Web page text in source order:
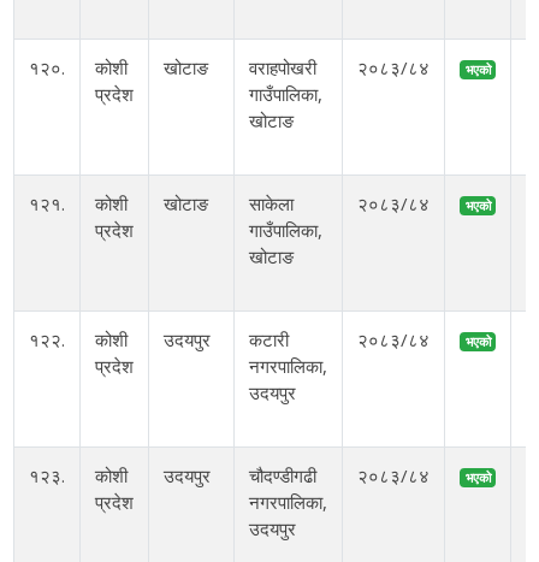
१२०.
कोशी
प्रदेश
खोटाङ
वराहपोखरी
गाउँपालिका,
खोटाङ
२०८३/८४ भएको
१२१.
कोशी
प्रदेश
खोटाङ
साकेला
गाउँपालिका,
खोटाङ
२०८३/८४ भएको
१२२.
कोशी
प्रदेश
उदयपुर
कटारी
नगरपालिका,
उदयपुर
२०८३/८४ भएको
१२३.
कोशी
प्रदेश
उदयपुर
चौदण्डीगढी
नगरपालिका,
उदयपुर
२०८३/८४ भएको